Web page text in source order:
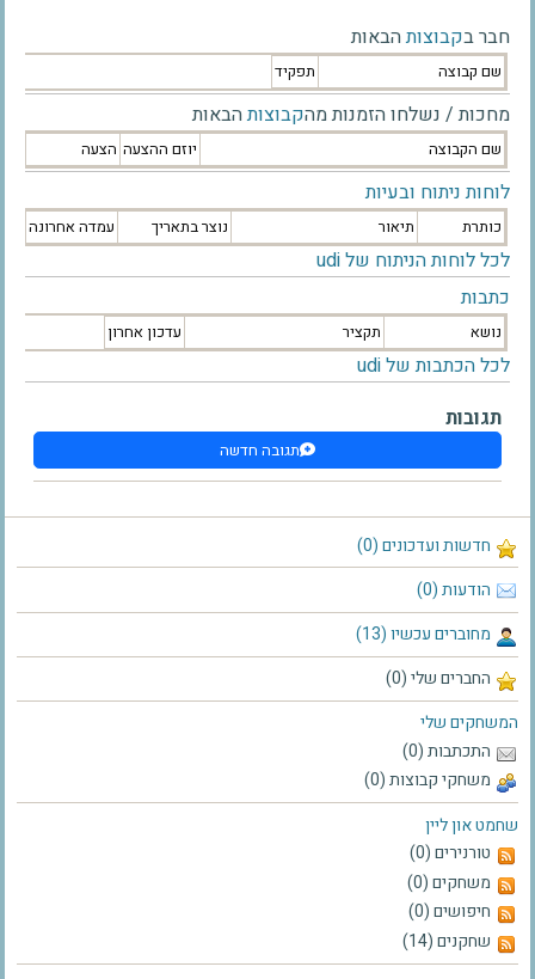
חדשות ועדכונים (0)
הודעות (0)
מחוברים עכשיו (13)
החברים שלי (0)
המשחקים שלי
התכתבות (0)
משחקי קבוצות (0)
שחמט און ליין
טורנירים (0)
משחקים (0)
חיפושים (0)
שחקנים (14)
חבר בקבוצותהבאות
שם קבוצה תפקיד
מחכות / נשלחו הזמנות מהקבוצותהבאות
שם הקבוצה יוזם ההצעה הצעה
לוחות ניתוח ובעיות
כותרת תיאור נוצר בתאריך עמדה אחרונה
לכל לוחות הניתוח של udi
כתבות
נושא תקציר עדכון אחרון
לכל הכתבות של udi
תגובות
תגובה חדשה